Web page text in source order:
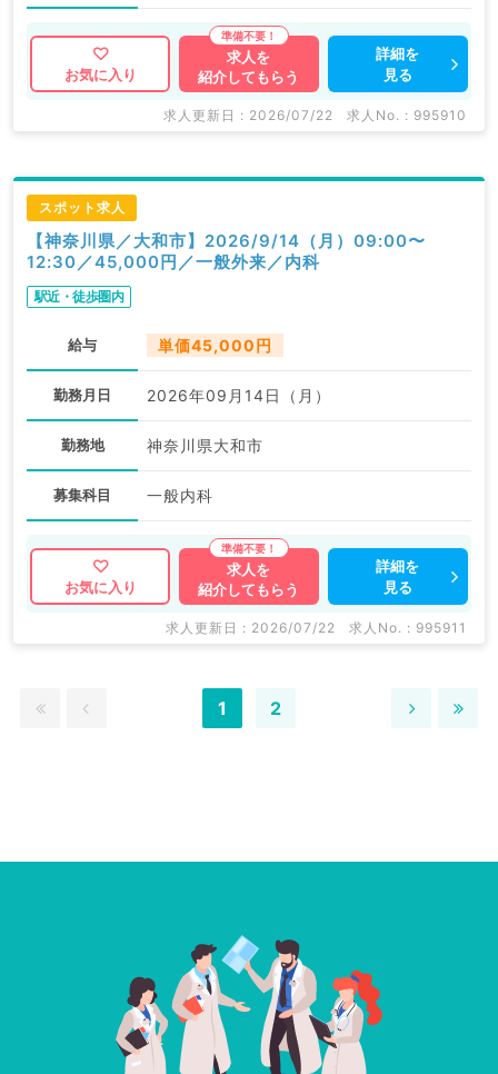
お気に入り
求人を
紹介してもらう
詳細を
見る
求人更新日 : 2026/07/22 求人No. : 995910
スポット求人
【神奈川県／大和市】2026/9/14（月）09:00〜
12:30／45,000円／一般外来／内科
駅近・徒歩圏内
給与 単価45,000円
勤務月日 2026年09月14日（月）
勤務地 神奈川県大和市
募集科目 一般内科
お気に入り
求人を
紹介してもらう
詳細を
見る
求人更新日 : 2026/07/22 求人No. : 995911
1 2